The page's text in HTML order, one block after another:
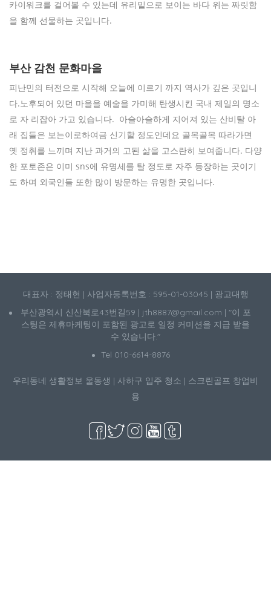
카이워크를 걸어볼 수 있는데 유리밑으로 보이는 바다 위는 짜릿함
을 함께 선물하는 곳입니다.
부산 감천 문화마을
피난민의 터전으로 시작해 오늘에 이르기 까지 역사가 깊은 곳입니
다.노후되어 있던 마을을 예술을 가미해 탄생시킨 국내 제일의 명소
로 자 리잡아 가고 있습니다. 아슬아슬하게 지어져 있는 산비탈 아
래 집들은 보는이로하여금 신기할 정도인데요 골목골목 따라가면
옛 정취를 느끼며 지난 과거의 고된 삶을 고스란히 보여줍니다. 다양
한 포토존은 이미 sns에 유명세를 탈 정도로 자주 등장하는 곳이기
도 하며 외국인들 또한 많이 방문하는 유명한 곳입니다.
대표자 : 정태현 | 사업자등록번호 : 595-01-03045 | 광고대행
부산광역시 신산북로43번길59 | jth8887@gmail.com | "이 포
스팅은 제휴마케팅이 포함된 광고로 일정 커미션을 지급 받을
수 있습니다."
Tel 010-6614-8876
우리동네 생활정보 울동생 | 사하구 입주 청소 | 스크린골프 창업비
용